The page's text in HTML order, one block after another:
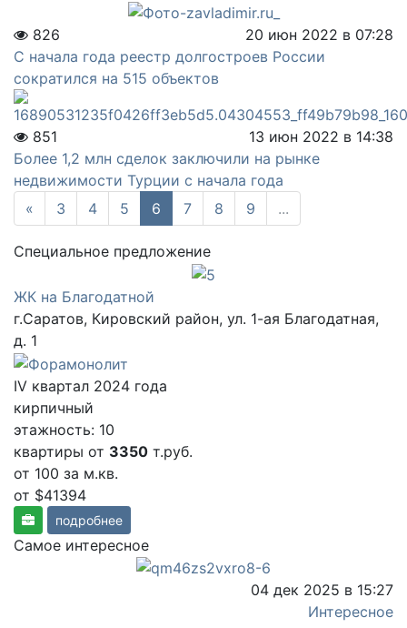
20 июн 2022 в 07:28
826
С начала года реестр долгостроев России
сократился на 515 объектов
13 июн 2022 в 14:38
851
Более 1,2 млн сделок заключили на рынке
недвижимости Турции с начала года
«
3 4 5 6 7 8 9 ...
Cпециальное предложение
ЖК на Благодатной
г.Саратов, Кировский район, ул. 1-ая Благодатная,
д. 1
IV квартал 2024 года
кирпичный
этажность: 10
квартиры от 3350 т.руб.
от 100 за м.кв.
от $41394
подробнее
Самое интересное
04 дек 2025 в 15:27
Интересное